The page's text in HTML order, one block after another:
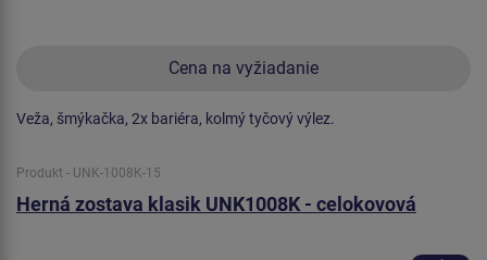
Cena na vyžiadanie
Veža, šmýkačka, 2x bariéra, kolmý tyčový výlez.
Produkt - UNK-1008K-15
Herná zostava klasik UNK1008K - celokovová